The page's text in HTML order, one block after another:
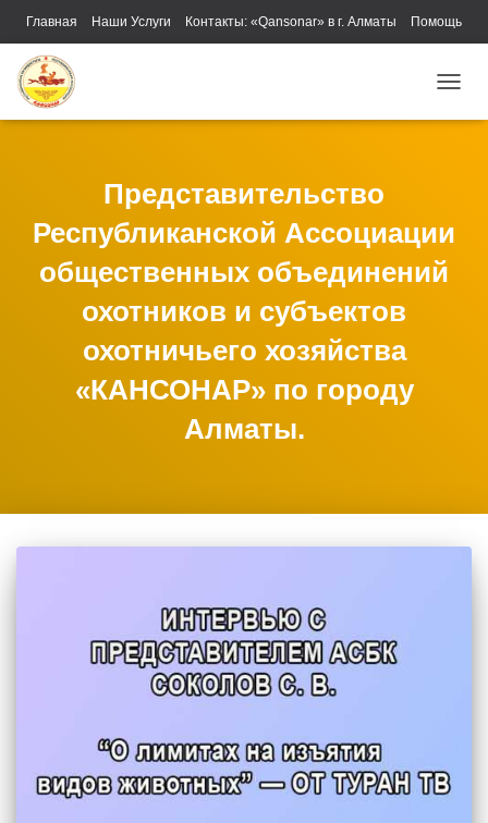
Главная Наши Услуги Контакты: «Qansonar» в г. Алматы Помощь
Представительство
Республиканской Ассоциации
общественных объединений
охотников и субъектов
охотничьего хозяйства
«КАНСОНАР» по городу
Алматы.